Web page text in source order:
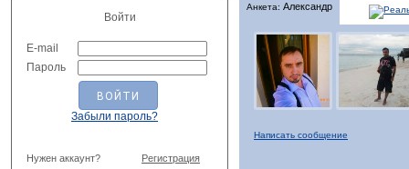
Войти
E-mail
Пароль
Забыли пароль?
Нужен аккаунт? Регистрация
Анкета: Александр
Написать сообщение